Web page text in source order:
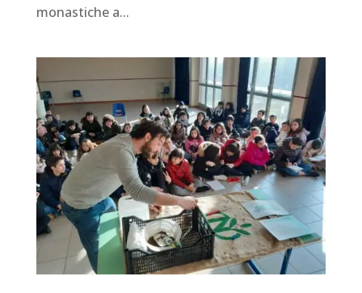
monastiche a...